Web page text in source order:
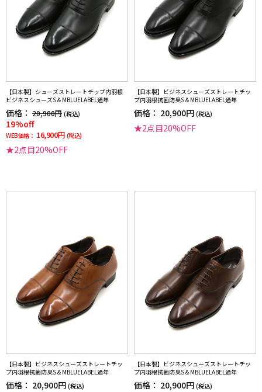
【日本製】シューズストレートチップ内羽根
ビジネスシューズS＆MBLUELABEL通年
価格： 20,900円 (税込)
19%off
WEB価格： 16,900円 (税込)
★2点目20%OFF
【日本製】ビジネスシューズストレートチッ
プ内羽根抗菌防臭S＆MBLUELABEL通年
価格： 20,900円 (税込)
★2点目20%OFF
【日本製】ビジネスシューズストレートチッ
プ内羽根抗菌防臭S＆MBLUELABEL通年
価格： 20,900円 (税込)
【日本製】ビジネスシューズストレートチッ
プ内羽根抗菌防臭S＆MBLUELABEL通年
価格： 20,900円 (税込)